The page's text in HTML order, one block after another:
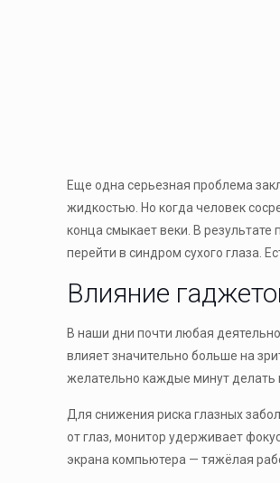
Еще одна серьезная проблема
жидкостью. Но когда человек
конца смыкает веки. В
перейти в синдром сухого глаза.
Влияние
В наши дни почти любая
влияет значительно больше на
желательно каждые минут делать
Для снижения риска глазных
от глаз, монитор удерживает
экрана компьютера — тяжёлая